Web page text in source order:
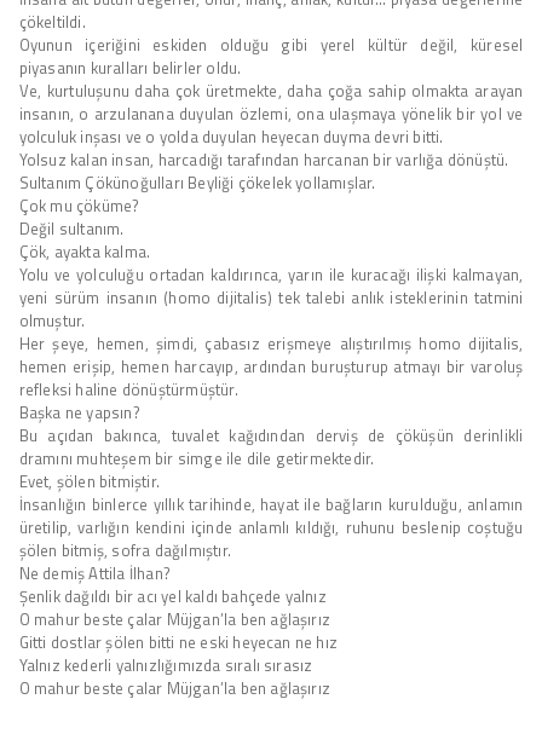
çökeltildi.
Oyunun içeriğini eskiden olduğu gibi yerel kültür değil, küresel
piyasanın kuralları belirler oldu.
Ve, kurtuluşunu daha çok üretmekte, daha çoğa sahip olmakta arayan
insanın, o arzulanana duyulan özlemi, ona ulaşmaya yönelik bir yol ve
yolculuk inşası ve o yolda duyulan heyecan duyma devri bitti.
Yolsuz kalan insan, harcadığı tarafından harcanan bir varlığa dönüştü.
Sultanım Çökünoğulları Beyliği çökelek yollamışlar.
Çok mu çöküme?
Değil sultanım.
Çök, ayakta kalma.
Yolu ve yolculuğu ortadan kaldırınca, yarın ile kuracağı ilişki kalmayan,
yeni sürüm insanın (homo dijitalis) tek talebi anlık isteklerinin tatmini
olmuştur.
Her şeye, hemen, şimdi, çabasız erişmeye alıştırılmış homo dijitalis,
hemen erişip, hemen harcayıp, ardından buruşturup atmayı bir varoluş
refleksi haline dönüştürmüştür.
Başka ne yapsın?
Bu açıdan bakınca, tuvalet kağıdından derviş de çöküşün derinlikli
dramını muhteşem bir simge ile dile getirmektedir.
Evet, şölen bitmiştir.
İnsanlığın binlerce yıllık tarihinde, hayat ile bağların kurulduğu, anlamın
üretilip, varlığın kendini içinde anlamlı kıldığı, ruhunu beslenip coştuğu
şölen bitmiş, sofra dağılmıştır.
Ne demiş Attila İlhan?
Şenlik dağıldı bir acı yel kaldı bahçede yalnız
O mahur beste çalar Müjgan’la ben ağlaşırız
Gitti dostlar şölen bitti ne eski heyecan ne hız
Yalnız kederli yalnızlığımızda sıralı sırasız
O mahur beste çalar Müjgan’la ben ağlaşırız